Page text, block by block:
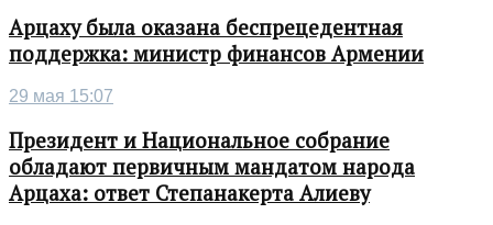
Арцаху была оказана беспрецедентная
поддержка: министр финансов Армении
29 мая 15:07
Президент и Национальное собрание
обладают первичным мандатом народа
Арцаха: ответ Степанакерта Алиеву